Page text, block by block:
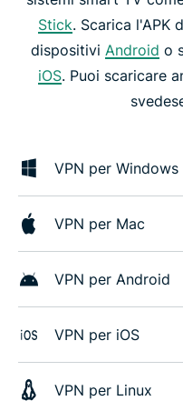
Stick. Scarica l'APK
dispositivi Android o
iOS. Puoi scaricare
VPN per Windows
VPN per Mac
VPN per Android
VPN per iOS
VPN per Linux